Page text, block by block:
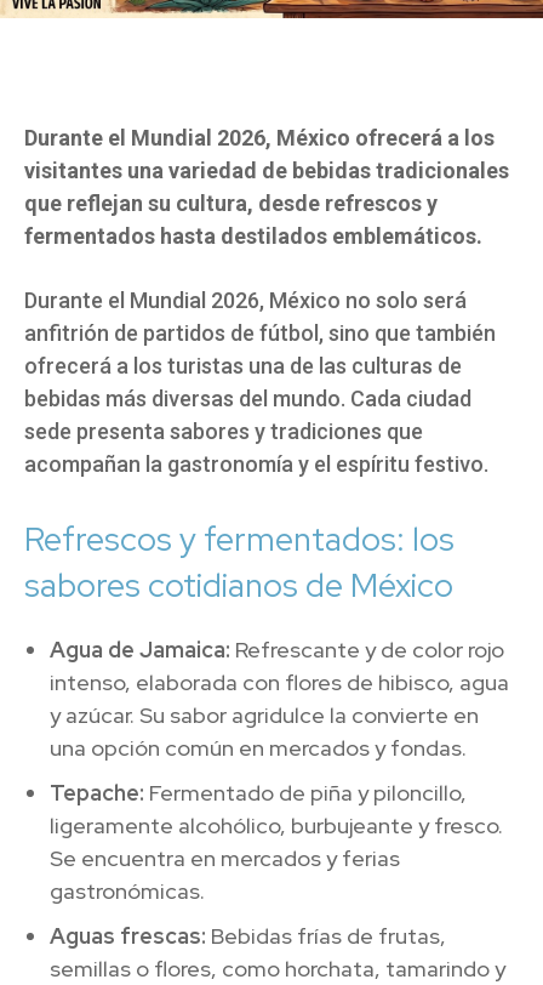
Durante el Mundial 2026, México ofrecerá a los
visitantes una variedad de bebidas tradicionales
que reflejan su cultura, desde refrescos y
fermentados hasta destilados emblemáticos.
Durante el Mundial 2026, México no solo será
anfitrión de partidos de fútbol, sino que también
ofrecerá a los turistas una de las culturas de
bebidas más diversas del mundo. Cada ciudad
sede presenta sabores y tradiciones que
acompañan la gastronomía y el espíritu festivo.
Refrescos y fermentados: los
sabores cotidianos de México
Agua de Jamaica: Refrescante y de color rojo
intenso, elaborada con flores de hibisco, agua
y azúcar. Su sabor agridulce la convierte en
una opción común en mercados y fondas.
Tepache: Fermentado de piña y piloncillo,
ligeramente alcohólico, burbujeante y fresco.
Se encuentra en mercados y ferias
gastronómicas.
Aguas frescas: Bebidas frías de frutas,
semillas o flores, como horchata, tamarindo y